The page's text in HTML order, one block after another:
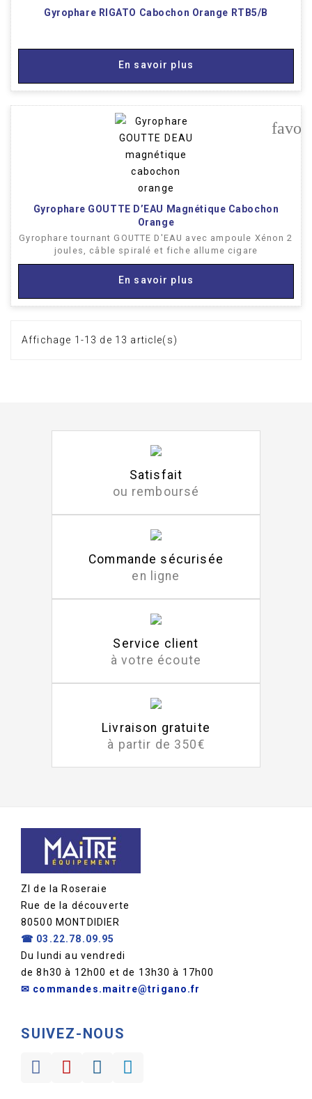
Gyrophare RIGATO Cabochon Orange RTB5/B
En savoir plus
Gyrophare GOUTTE D’EAU Magnétique Cabochon
Orange
Gyrophare tournant GOUTTE D'EAU avec ampoule Xénon 2
joules, câble spiralé et fiche allume cigare
En savoir plus
Affichage 1-13 de 13 article(s)
Satisfait
ou remboursé
Commande sécurisée
en ligne
Service client
à votre écoute
Livraison gratuite
à partir de 350€
ZI de la Roseraie
Rue de la découverte
80500 MONTDIDIER
☎ 03.22.78.09.95
Du lundi au vendredi
de 8h30 à 12h00 et de 13h30 à 17h00
✉ commandes.maitre@trigano.fr
SUIVEZ-NOUS